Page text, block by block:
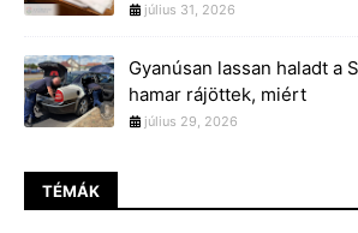
július 31, 2026
Gyanúsan lassan haladt a
hamar rájöttek, miért
július 29, 2026
TÉMÁK